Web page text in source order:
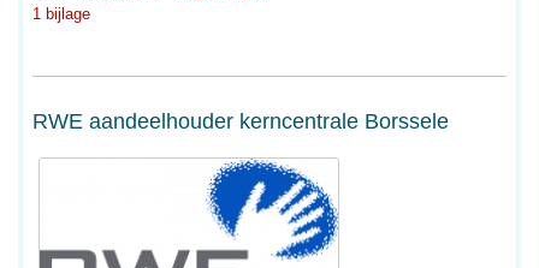
1 bijlage
RWE aandeelhouder kerncentrale Borssele